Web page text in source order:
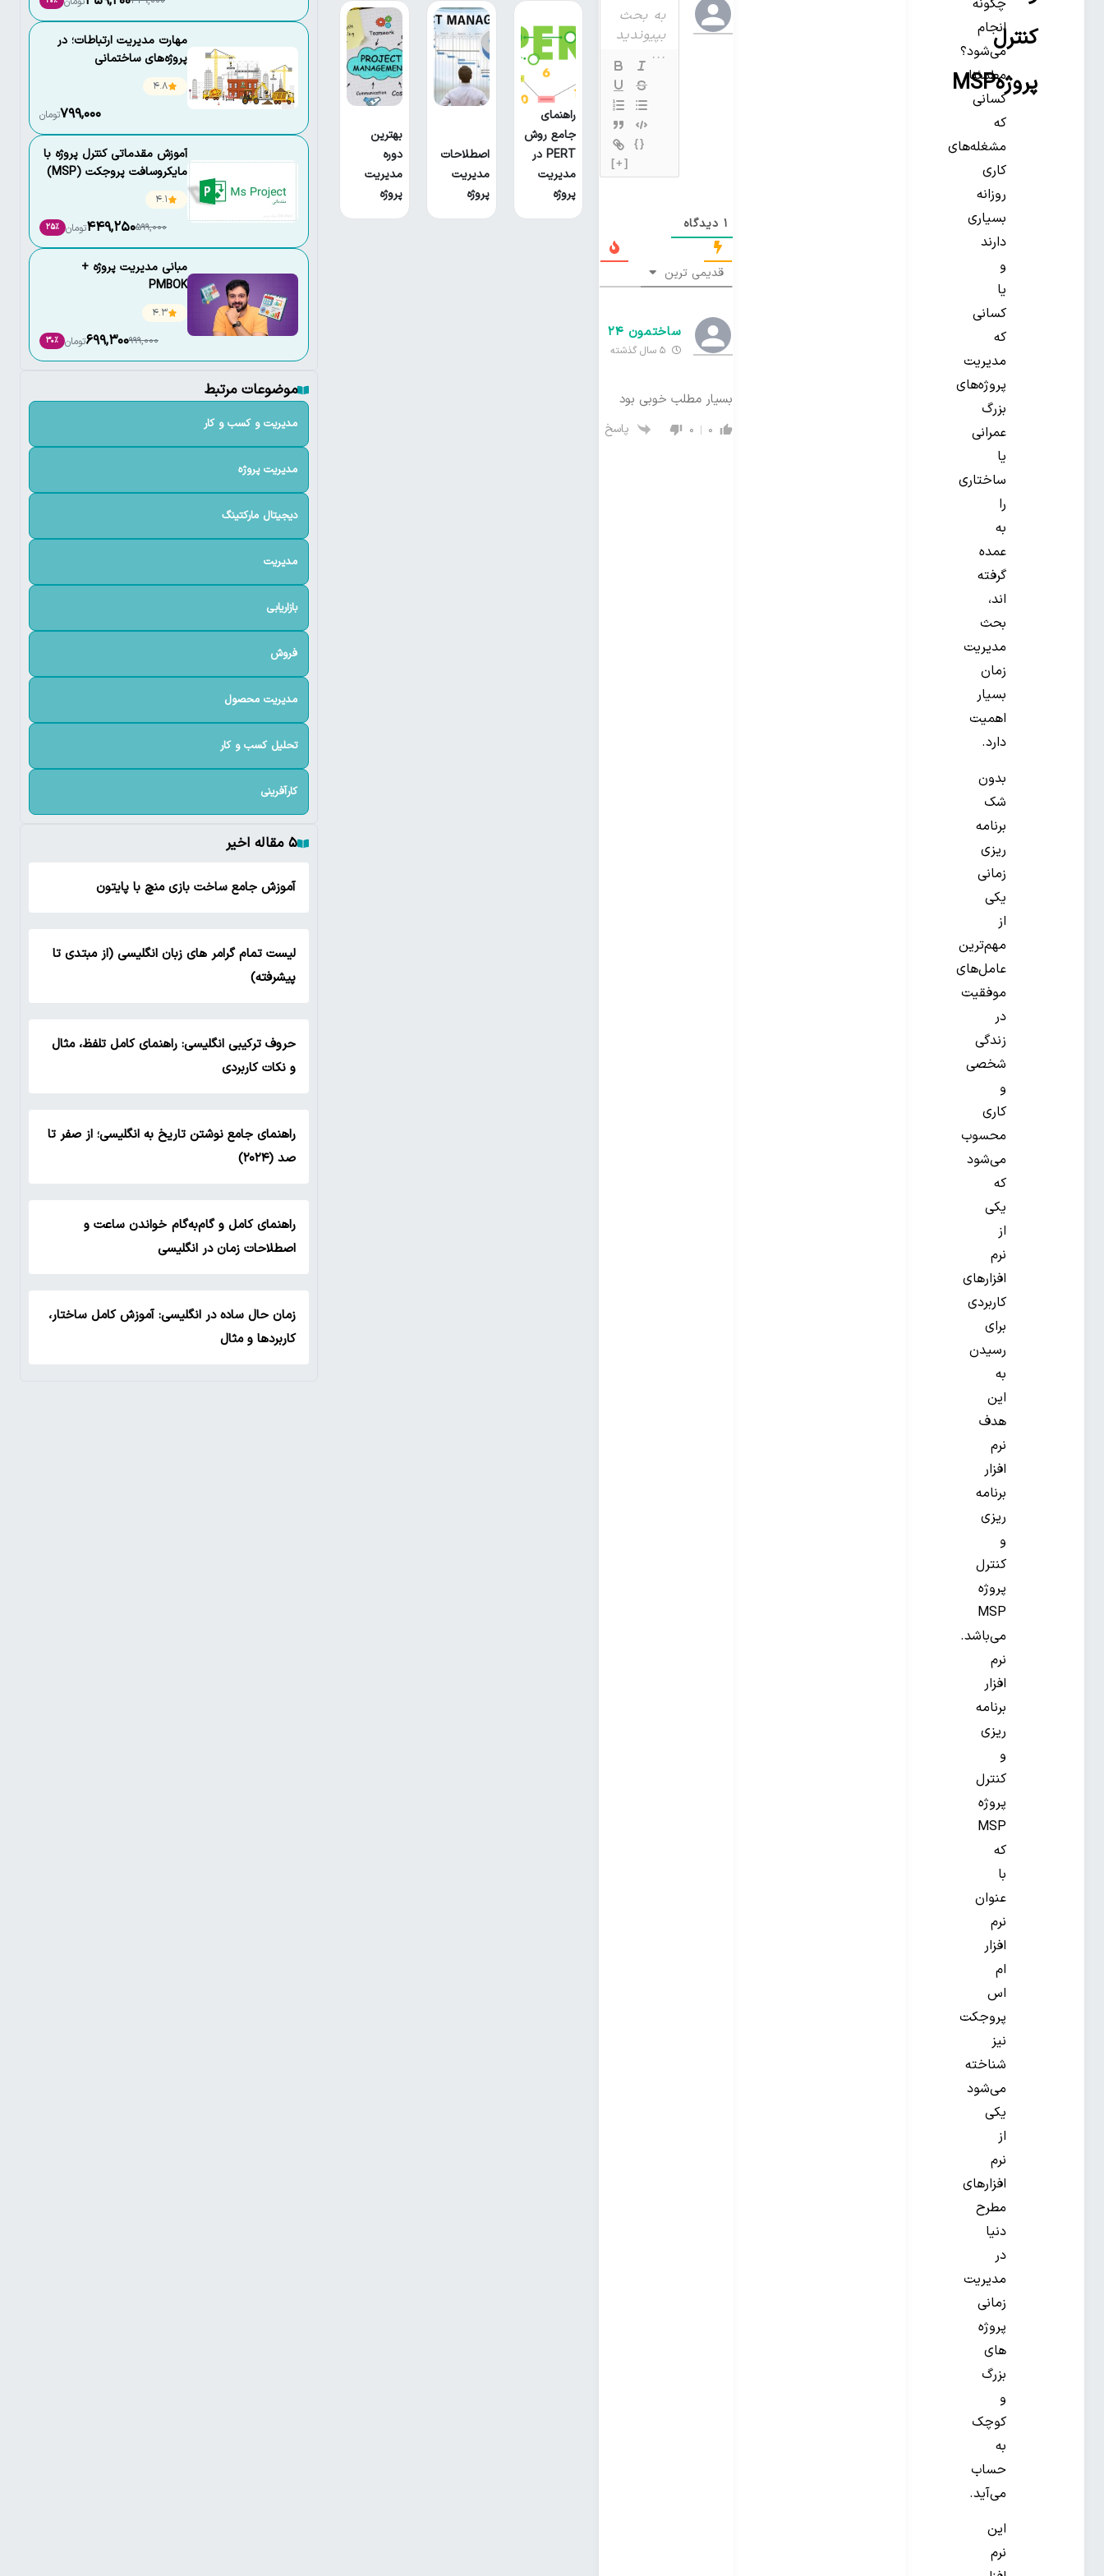
کنترل
پروژهMSP
چگونه
انجام
می‌شود؟
مطمئنا
کسانی
که
مشغله‌های
کاری
روزانه
بسیاری
دارند
و
یا
کسانی
که
مدیریت
پروژه‌های
بزرگ
عمرانی
یا
ساختاری
را
به
عمده
گرفته
اند،
بحث
مدیریت
زمان
بسیار
اهمیت
دارد.
بدون
شک
برنامه
ریزی
زمانی
یکی
از
مهم‌ترین
عامل‌های
موفقیت
در
زندگی
شخصی
و
کاری
محسوب
می‌شود
که
یکی
از
نرم
افزارهای
کاربردی
برای
رسیدن
به
این
هدف
نرم
افزار
برنامه
ریزی
و
کنترل
پروژه
MSP
می‌باشد.
نرم
افزار
برنامه
ریزی
و
کنترل
پروژه
MSP
که
با
عنوان
نرم
افزار
ام
اس
پروجکت
نیز
شناخته
می‌شود
یکی
از
نرم
افزارهای
مطرح
دنیا
در
مدیریت
زمانی
پروژه
های
بزرگ
و
کوچک
به
حساب
می‌آید.
این
نرم
{}
[+]
1دیدگاه
قدیمی ترین
ساختمون 24
بسیار مطلب خوبی بود
0
0 پاسخ
راهنمای
جامع روش
PERT در
مدیریت
پروژه
اصطلاحات
مدیریت
پروژه
بهترین
دوره
مدیریت
پروژه
مهارت مدیریت ارتباطات؛ در
پروژه‌‏های ساختمانی
4.8
799,000تومان
آموزش مقدماتی کنترل پروژه با
مایکروسافت پروجکت (MSP)
4.1
599,000
449,250تومان 25٪
مبانی مدیریت پروژه +
PMBOK
4.3
999,000
699,300تومان 30٪
موضوعات مرتبط
مدیریت و کسب و کار
مدیریت پروژه
دیجیتال مارکتینگ
مدیریت
بازاریابی
فروش
مدیریت محصول
تحلیل کسب و کار
کارآفرینی
۵ مقاله اخیر
آموزش جامع ساخت بازی منچ با پایتون
لیست تمام گرامر های زبان انگلیسی (از مبتدی تا
پیشرفته)
حروف ترکیبی انگلیسی: راهنمای کامل تلفظ، مثال
و نکات کاربردی
راهنمای جامع نوشتن تاریخ به انگلیسی؛ از صفر تا
صد (۲۰۲۴)
راهنمای کامل و گام‌به‌گام خواندن ساعت و
اصطلاحات زمان در انگلیسی
زمان حال ساده در انگلیسی: آموزش کامل ساختار،
کاربردها و مثال